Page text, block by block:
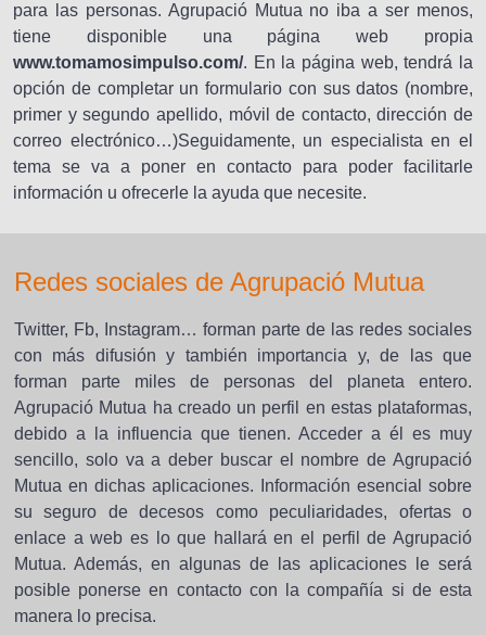
para las personas. Agrupació Mutua no iba a ser menos,
tiene disponible una página web propia
www.tomamosimpulso.com/. En la página web, tendrá la
opción de completar un formulario con sus datos (nombre,
primer y segundo apellido, móvil de contacto, dirección de
correo electrónico…)Seguidamente, un especialista en el
tema se va a poner en contacto para poder facilitarle
información u ofrecerle la ayuda que necesite.
Redes sociales de Agrupació Mutua
Twitter, Fb, Instagram… forman parte de las redes sociales
con más difusión y también importancia y, de las que
forman parte miles de personas del planeta entero.
Agrupació Mutua ha creado un perfil en estas plataformas,
debido a la influencia que tienen. Acceder a él es muy
sencillo, solo va a deber buscar el nombre de Agrupació
Mutua en dichas aplicaciones. Información esencial sobre
su seguro de decesos como peculiaridades, ofertas o
enlace a web es lo que hallará en el perfil de Agrupació
Mutua. Además, en algunas de las aplicaciones le será
posible ponerse en contacto con la compañía si de esta
manera lo precisa.